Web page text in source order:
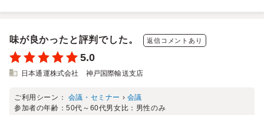
味が良かったと評判でした。 返信コメントあり
5.0
日本通運株式会社 神戸国際輸送支店
ご利用シーン： 会議・セミナー › 会議
参加者の年齢：50代～60代男女比： 男性のみ